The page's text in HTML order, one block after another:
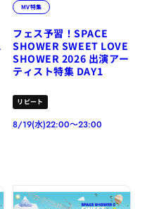
MV特集
フェス予習！SPACE
SHOWER SWEET LOVE
SHOWER 2026 出演アー
ティスト特集 DAY1
リピート
8/19(水)22:00～23:00